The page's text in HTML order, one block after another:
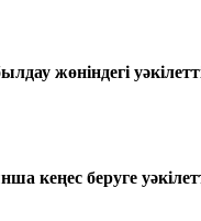
жөніндегі
кеңес беруге